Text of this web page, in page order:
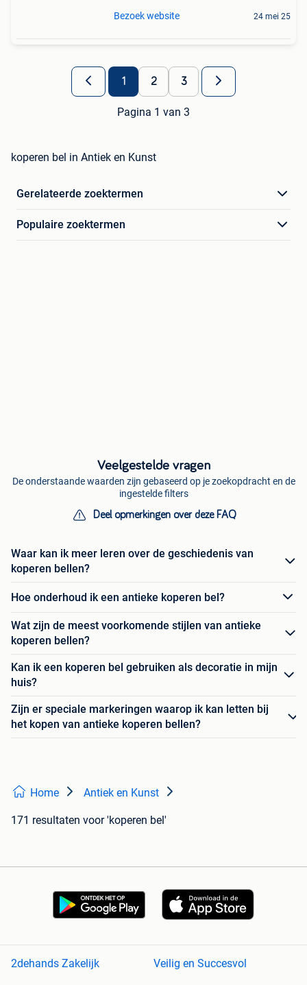
Bezoek website 24 mei 25
1 2 3
Pagina 1 van 3
koperen bel in Antiek en Kunst
Gerelateerde zoektermen
Populaire zoektermen
Veelgestelde vragen
De onderstaande waarden zijn gebaseerd op je zoekopdracht en de
ingestelde filters
Deel opmerkingen over deze FAQ
Waar kan ik meer leren over de geschiedenis van
koperen bellen?
Hoe onderhoud ik een antieke koperen bel?
Wat zijn de meest voorkomende stijlen van antieke
koperen bellen?
Kan ik een koperen bel gebruiken als decoratie in mijn
huis?
Zijn er speciale markeringen waarop ik kan letten bij
het kopen van antieke koperen bellen?
Home Antiek en Kunst
171 resultaten voor 'koperen bel'
2dehands Zakelijk
Veilig en Succesvol